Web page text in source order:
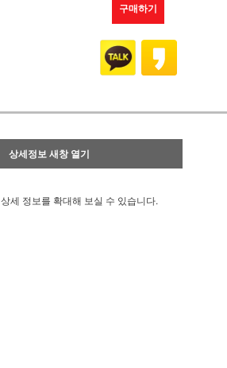
구매하기
상세정보 새창 열기
상세 정보를 확대해 보실 수 있습니다.